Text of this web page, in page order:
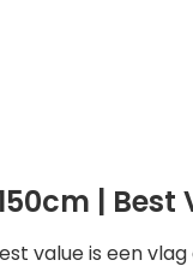
| Best
value is een